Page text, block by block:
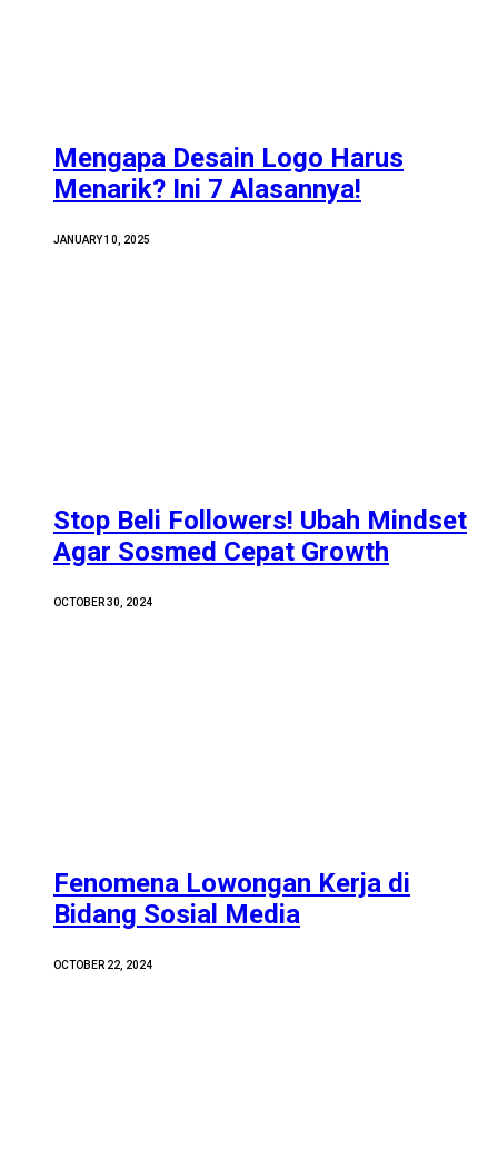
Mengapa Desain Logo Harus
Menarik? Ini 7 Alasannya!
JANUARY 10, 2025
Stop Beli Followers! Ubah Mindset
Agar Sosmed Cepat Growth
OCTOBER 30, 2024
Fenomena Lowongan Kerja di
Bidang Sosial Media
OCTOBER 22, 2024